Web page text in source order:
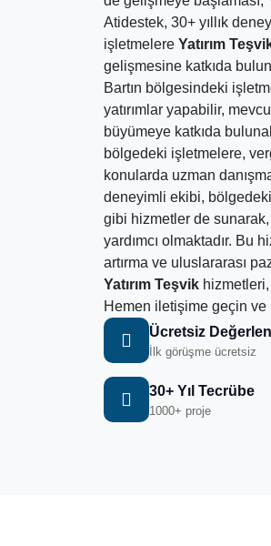
Atidestek, 30+ yıllık
işletmelere Yatırım
gelişmesine katkıda
Bartın bölgesindeki
yatırımlar yapabilir,
büyümeye katkıda
bölgedeki işletmelere,
konularda uzman
deneyimli ekibi,
gibi hizmetler de sunarak,
yardımcı olmaktadır. Bu
artırma ve uluslararası
Yatırım Teşvik
Hemen iletişime geçin ve
Ücretsiz
İlk görüşme ücretsiz
30+ Yıl Tecrübe
1000+ proje